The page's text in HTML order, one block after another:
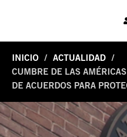
INICIO
ACTUALIDAD
CUMBRE DE LAS
DE ACUERDOS PARA